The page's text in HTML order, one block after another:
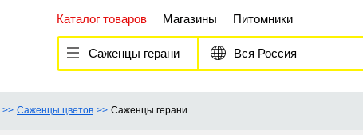
Каталог товаров Магазины Питомники
Саженцы герани Вся Россия
Саженцы цветов Саженцы герани